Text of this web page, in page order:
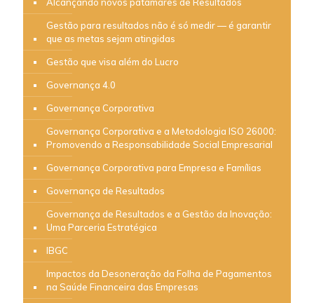
Gestão para resultados não é só medir — é garantir
que as metas sejam atingidas
Gestão que visa além do Lucro
Governança 4.0
Governança Corporativa
Governança Corporativa e a Metodologia ISO 26000:
Promovendo a Responsabilidade Social Empresarial
Governança Corporativa para Empresa e Famílias
Governança de Resultados
Governança de Resultados e a Gestão da Inovação:
Uma Parceria Estratégica
IBGC
Impactos da Desoneração da Folha de Pagamentos
na Saúde Financeira das Empresas